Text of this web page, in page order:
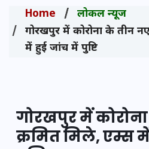
Home
लोकल न्यूज
गोरखपुर में कोरोना के तीन
में हुई जांच में पुष्टि
गोरखपुर में
क्रमित मिले, एम्स